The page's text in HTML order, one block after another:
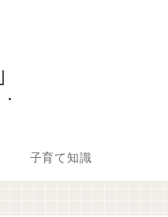
子育て知識